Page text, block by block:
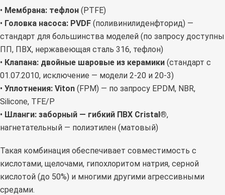
• Мембрана: тефлон (PTFE)
• Головка насоса: PVDF (поливинилиденфторид) —
стандарт для большинства моделей (по запросу доступны
ПП, ПВХ, нержавеющая сталь 316, тефлон)
• Клапана: двойные шаровые из керамики (стандарт с
01.07.2010, исключение — модели 2-20 и 20-3)
• Уплотнения: Viton (FPM) — по запросу EPDM, NBR,
Silicone, TFE/P
• Шланги: заборный — гибкий ПВХ Cristal®,
нагнетательный — полиэтилен (матовый)
Такая комбинация обеспечивает совместимость с
кислотами, щелочами, гипохлоритом натрия, серной
кислотой (до 50%) и многими другими агрессивными
средами.